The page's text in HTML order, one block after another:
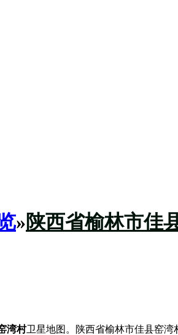
»陕西省榆林市佳
湾村卫星地图。陕西省榆林市佳县窑湾